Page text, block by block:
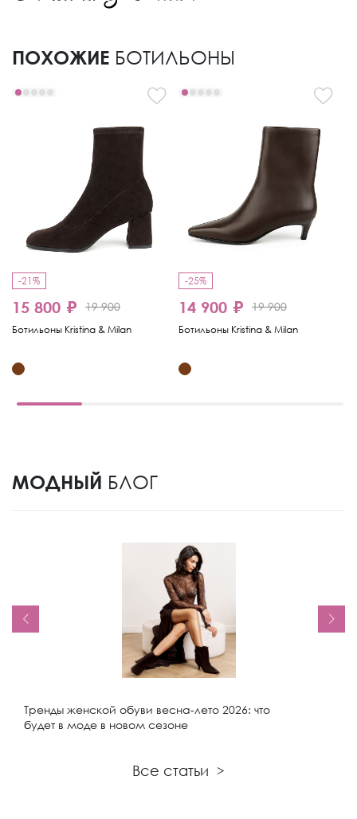
ПОХОЖИЕ БОТИЛЬОНЫ
-21%
15 800 ₽ 19 900
Ботильоны Kristina & Milan
-25%
14 900 ₽ 19 900
Ботильоны Kristina & Milan
МОДНЫЙ БЛОГ
Тренды женской обуви весна-лето 2026: что
будет в моде в новом сезоне
Все статьи >